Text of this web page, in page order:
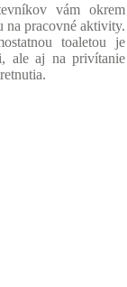
vám okrem
na pracovné aktivity.
toaletou je
ale aj na privítanie